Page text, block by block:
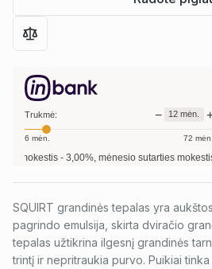
Trukmė: − 12 mėn.
6 mėn. 72 mėn.
-3,00 %, mėnesio sutarties mokestis –
SQUIRT grandinės tepalas yra
pagrindo emulsija, skirta dviračio
tepalas užtikrina ilgesnį grandinės
trintį ir nepritraukia purvo. Puikiai